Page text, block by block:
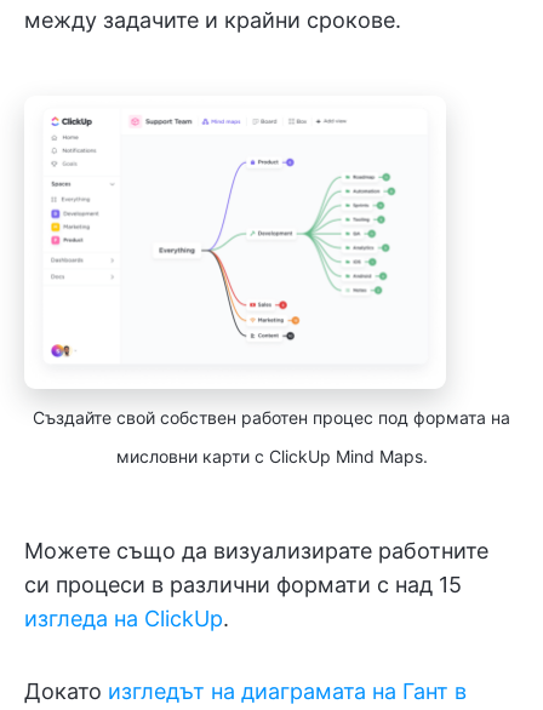
между задачите и крайни срокове.
Създайте свой собствен работен процес под формата на
мисловни карти с ClickUp Mind Maps.
Можете също да визуализирате работните
си процеси в различни формати с над 15
изгледа на ClickUp.
Докато изгледът на диаграмата на Гант в